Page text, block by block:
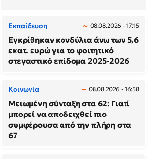
Εκπαίδευση 08.08.2026 - 17:15
Εγκρίθηκαν κονδύλια άνω των 5,6
εκατ. ευρώ για το φοιτητικό
στεγαστικό επίδομα 2025-2026
Κοινωνία 08.08.2026 - 16:58
Μειωμένη σύνταξη στα 62: Γιατί
μπορεί να αποδειχθεί πιο
συμφέρουσα από την πλήρη στα
67